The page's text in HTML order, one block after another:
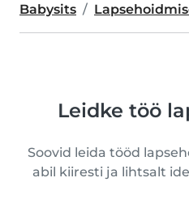
Babysits
Leidke töö
Soovid leida tööd
abil kiiresti ja lihtsalt